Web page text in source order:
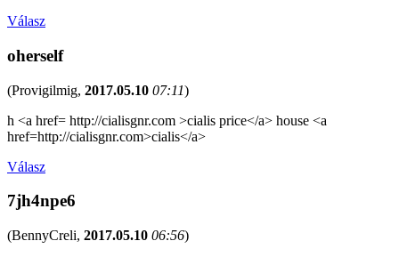
Válasz
oherself
(Provigilmig, 2017.05.10 07:11)
h <a href= http://cialisgnr.com >cialis price</a> house <a
href=http://cialisgnr.com>cialis</a>
Válasz
7jh4npe6
(BennyCreli, 2017.05.10 06:56)